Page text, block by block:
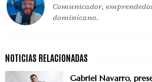
Comunicador,
dominicano.
Gabriel Navarro,